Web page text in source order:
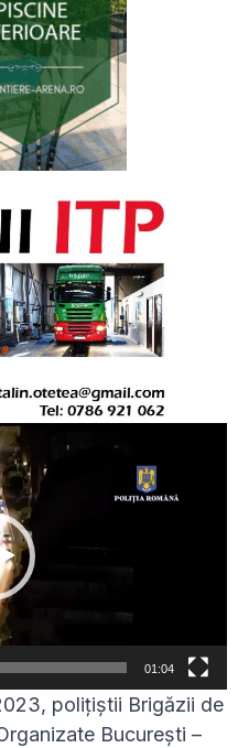
01:04
polițiștii Brigăzii de
București –